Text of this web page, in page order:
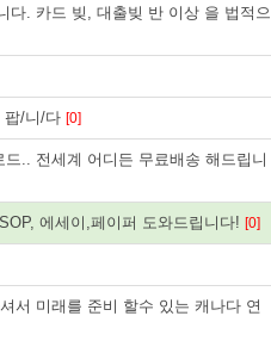
다. 카드 빚, 대출빚 반 이상 을 법적으
팝/니/다 [0]
.. 전세계 어디든 무료배송 해드립니
에세이,페이퍼 도와드립니다! [0]
서 미래를 준비 할수 있는 캐나다 연